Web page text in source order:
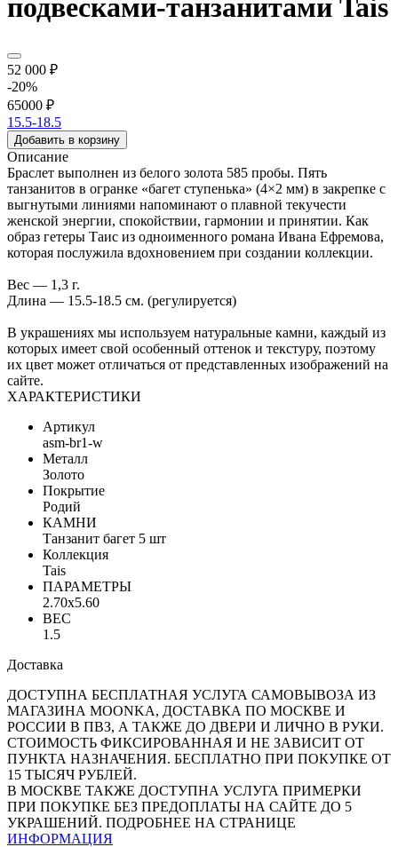
подвесками-танзанитами Tais
52 000 ₽
-20%
65000 ₽
15.5-18.5
Добавить в корзину
Описание
Браслет выполнен из белого золота 585 пробы. Пять
танзанитов в огранке «багет ступенька» (4×2 мм) в закрепке с
выгнутыми линиями напоминают о плавной текучести
женской энергии, спокойствии, гармонии и принятии. Как
образ гетеры Таис из одноименного романа Ивана Ефремова,
которая послужила вдохновением при создании коллекции.
Вес — 1,3 г.
Длина — 15.5-18.5 см. (регулируется)
В украшениях мы используем натуральные камни, каждый из
которых имеет свой особенный оттенок и текстуру, поэтому
их цвет может отличаться от представленных изображений на
сайте.
ХАРАКТЕРИСТИКИ
Артикул
asm-br1-w
Металл
Золото
Покрытие
Родий
КАМНИ
Танзанит багет 5 шт
Коллекция
Tais
ПАРАМЕТРЫ
2.70x5.60
ВЕС
1.5
Доставка
ДОСТУПНА БЕСПЛАТНАЯ УСЛУГА САМОВЫВОЗА ИЗ
МАГАЗИНА MOONKA, ДОСТАВКА ПО МОСКВЕ И
РОССИИ В ПВЗ, А ТАКЖЕ ДО ДВЕРИ И ЛИЧНО В РУКИ.
СТОИМОСТЬ ФИКСИРОВАННАЯ И НЕ ЗАВИСИТ ОТ
ПУНКТА НАЗНАЧЕНИЯ. БЕСПЛАТНО ПРИ ПОКУПКЕ ОТ
15 ТЫСЯЧ РУБЛЕЙ.
В МОСКВЕ ТАКЖЕ ДОСТУПНА УСЛУГА ПРИМЕРКИ
ПРИ ПОКУПКЕ БЕЗ ПРЕДОПЛАТЫ НА САЙТЕ ДО 5
УКРАШЕНИЙ. ПОДРОБНЕЕ НА СТРАНИЦЕ
ИНФОРМАЦИЯ